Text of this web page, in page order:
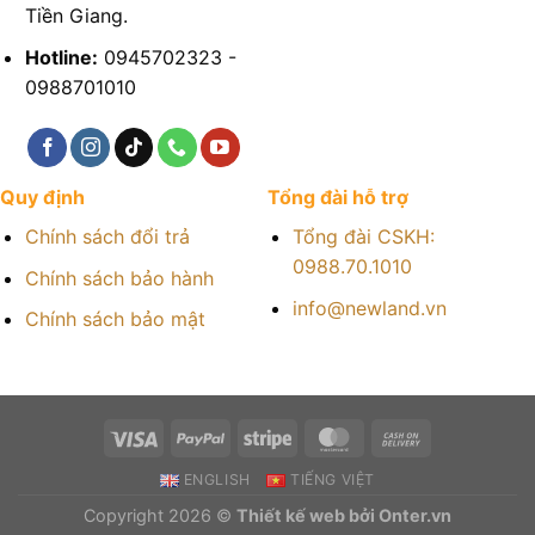
Tiền Giang.
Hotline: 0945702323 -
0988701010
Quy định
Chính sách đổi trả
Chính sách bảo hành
Chính sách bảo mật
Tổng đài hỗ trợ
Tổng đài CSKH:
0988.70.1010
info@newland.vn
ENGLISH TIẾNG VIỆT
Copyright 2026 © Thiết kế web bởi Onter.vn